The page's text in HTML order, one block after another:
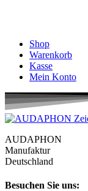
Shop
Warenkorb
Kasse
Mein Konto
AUDAPHON
Manufaktur
Deutschland
Besuchen Sie uns: